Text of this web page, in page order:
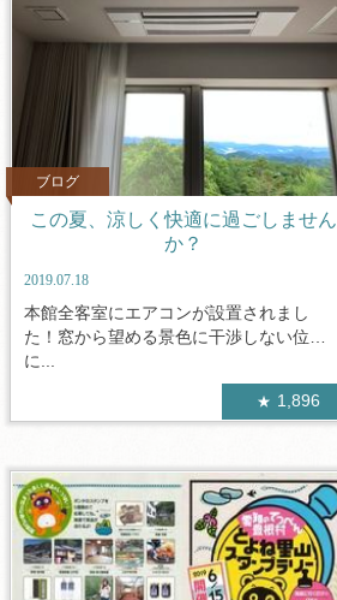
ブログ
この夏、涼しく快適に過ごしません
か？
2019.07.18
本館全客室にエアコンが設置されまし
た！窓から望める景色に干渉しない位置
に...
1,896